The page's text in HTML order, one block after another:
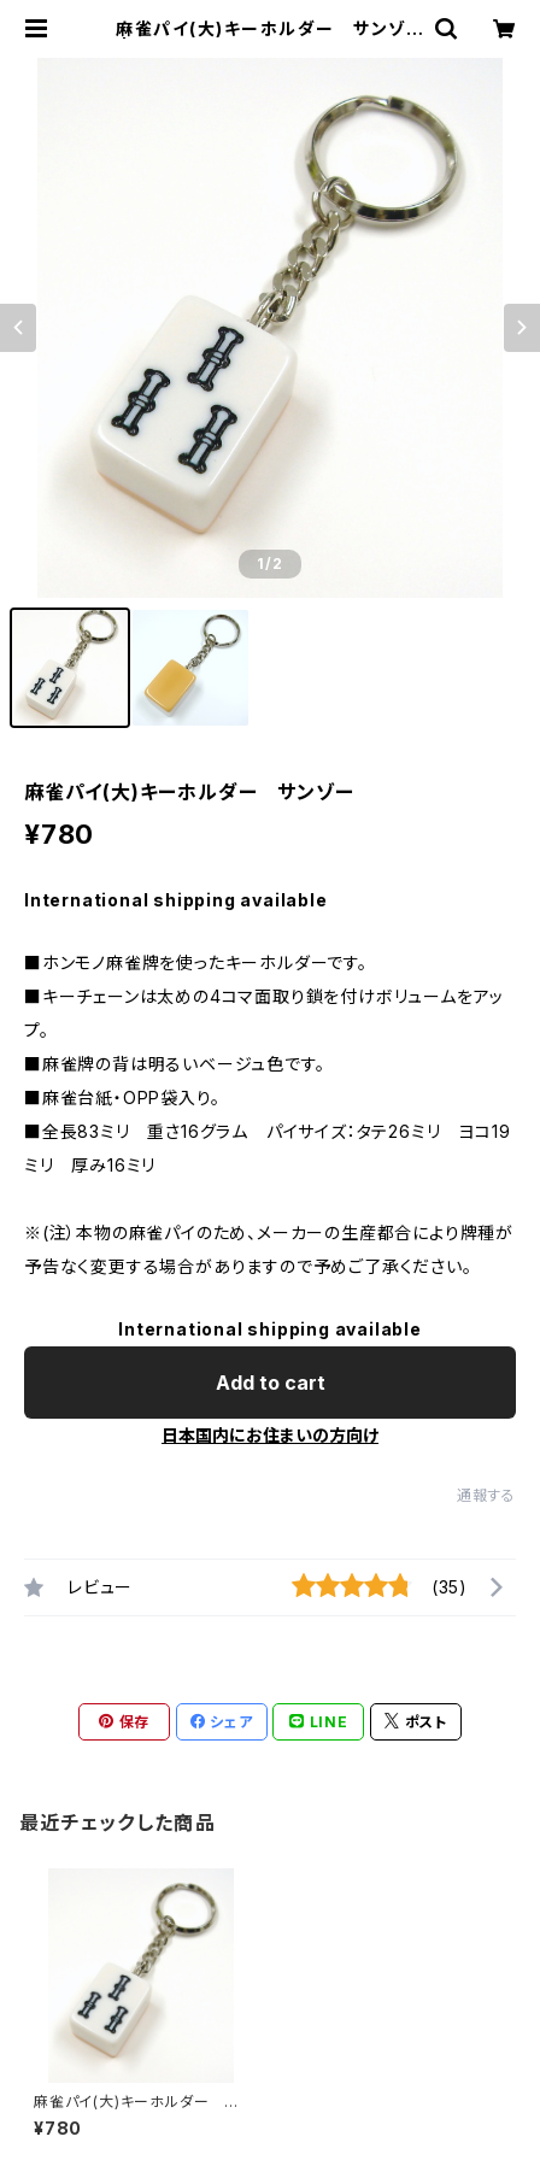
麻雀パイ(大)キーホルダー サンゾー
1/2
麻雀パイ(大)キーホルダー サンゾー
¥780
International shipping available
■ホンモノ麻雀牌を使ったキーホルダーです。
■キーチェーンは太めの4コマ面取り鎖を付けボリュームをアッ
プ。
■麻雀牌の背は明るいベージュ色です。
■麻雀台紙・OPP袋入り。
■全長83ミリ 重さ16グラム パイサイズ：タテ26ミリ ヨコ19
ミリ 厚み16ミリ
※(注）本物の麻雀パイのため、メーカーの生産都合により牌種が
予告なく変更する場合がありますので予めご了承ください。
International shipping available
Add to cart
日本国内にお住まいの方向け
通報する
レビュー (35)
保存 シェア LINE ポスト
最近チェックした商品
麻雀パイ(大)キーホルダー サ
ンゾー
¥780